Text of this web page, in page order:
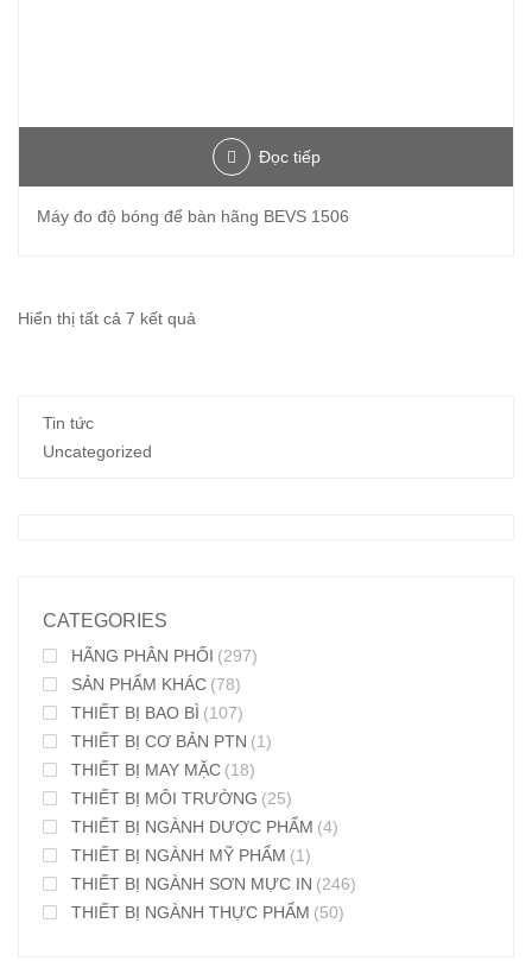
Đọc tiếp
Máy đo độ bóng để bàn hãng BEVS 1506
Hiển thị tất cả 7 kết quả
Tin tức
Uncategorized
CATEGORIES
HÃNG PHÂN PHỐI (297)
SẢN PHẨM KHÁC (78)
THIẾT BỊ BAO BÌ (107)
THIẾT BỊ CƠ BẢN PTN (1)
THIẾT BỊ MAY MẶC (18)
THIẾT BỊ MÔI TRƯỜNG (25)
THIẾT BỊ NGÀNH DƯỢC PHẨM (4)
THIẾT BỊ NGÀNH MỸ PHẨM (1)
THIẾT BỊ NGÀNH SƠN MỰC IN (246)
THIẾT BỊ NGÀNH THỰC PHẨM (50)